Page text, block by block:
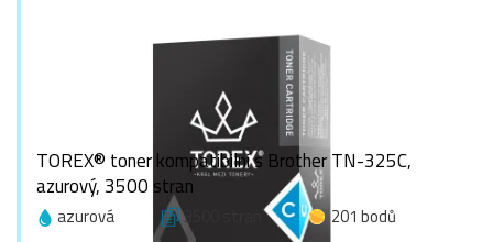
TOREX® toner kompatibilní s Brother TN-325C,
azurový, 3500 stran
azurová 3500 stran
201 bodů